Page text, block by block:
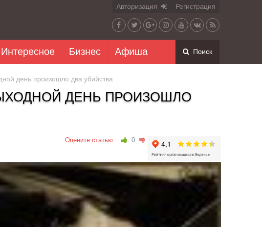
Авторизация Регистрация
Интересное Бизнес Афиша Поиск
день произошло два убийства
ДЕНЬ ПРОИЗОШЛО
Оцените статью: 0